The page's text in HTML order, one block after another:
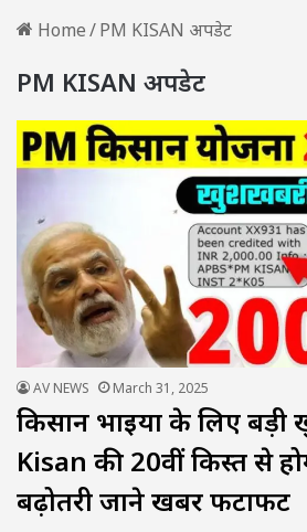
Home/PM KISAN अपडेट
PM KISAN अपडेट
AV NEWS March 31, 2025
किसान भाइयों के लिए बड़ी
Kisan की 20वीं किस्त से
बढ़ोतरी जाने खबरें फटाफट